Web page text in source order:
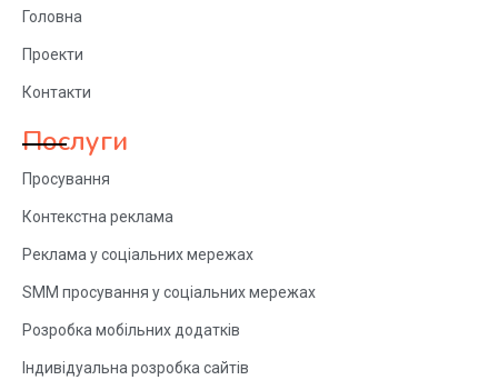
Головна
Проекти
Контакти
Послуги
Просування
Контекстна реклама
Реклама у соціальних мережах
SMM просування у соціальних мережах
Розробка мобільних додатків
Індивідуальна розробка сайтів